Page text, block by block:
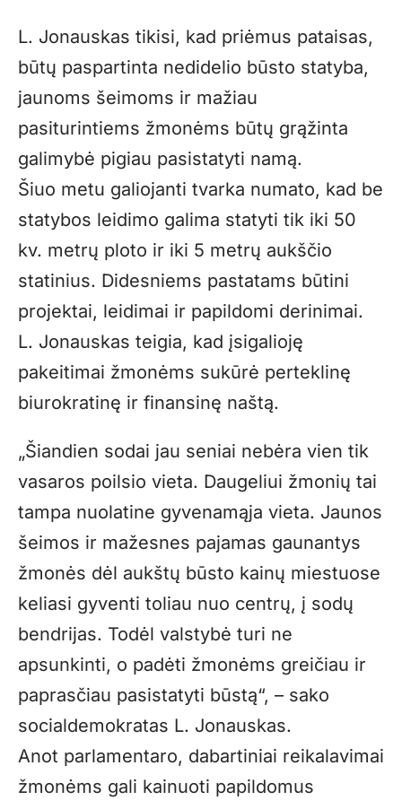
L. Jonauskas tikisi, kad priėmus pataisas,
būtų paspartinta nedidelio būsto statyba,
jaunoms šeimoms ir mažiau
pasiturintiems žmonėms būtų grąžinta
galimybė pigiau pasistatyti namą.
Šiuo metu galiojanti tvarka numato, kad be
statybos leidimo galima statyti tik iki 50
kv. metrų ploto ir iki 5 metrų aukščio
statinius. Didesniems pastatams būtini
projektai, leidimai ir papildomi derinimai.
L. Jonauskas teigia, kad įsigalioję
pakeitimai žmonėms sukūrė perteklinę
biurokratinę ir finansinę naštą.
„Šiandien sodai jau seniai nebėra vien tik
vasaros poilsio vieta. Daugeliui žmonių tai
tampa nuolatine gyvenamąja vieta. Jaunos
šeimos ir mažesnes pajamas gaunantys
žmonės dėl aukštų būsto kainų miestuose
keliasi gyventi toliau nuo centrų, į sodų
bendrijas. Todėl valstybė turi ne
apsunkinti, o padėti žmonėms greičiau ir
paprasčiau pasistatyti būstą“, – sako
socialdemokratas L. Jonauskas.
Anot parlamentaro, dabartiniai reikalavimai
žmonėms gali kainuoti papildomus